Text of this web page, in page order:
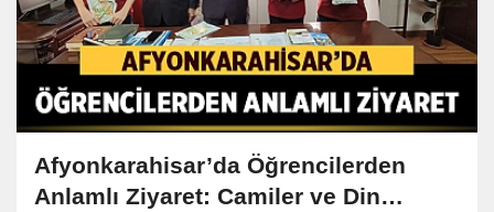
Afyonkarahisar’da Öğrencilerden
Anlamlı Ziyaret: Camiler ve Din